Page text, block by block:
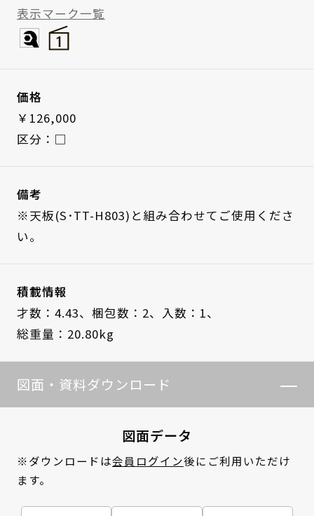
表示マーク一覧
価格
￥126,000
区分：□
備考
※天板(S･TT-H803)と組み合わせてご使用くださ
い。
積載情報
才数：4.43、 梱包数：2、
入数：1、
総重量：20.80kg
図面・資料ダウンロード
図面データ
※ダウンロードは会員ログイン後にご利用いただけ
ます。